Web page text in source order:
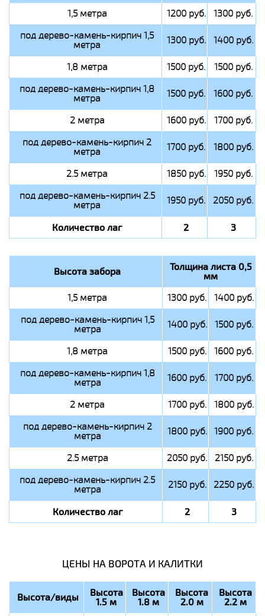
1,5 метра 1200 руб.
1300 руб.
под дерево-камень-кирпич 1,5
метра 1300 руб. 1400 руб.
1,8 метра 1500 руб.
1500 руб.
под дерево-камень-кирпич 1,8
метра 1500 руб. 1600 руб.
2 метра 1600 руб.
1700 руб.
под дерево-камень-кирпич 2
метра 1700 руб. 1800 руб.
2.5 метра 1850 руб.
1950 руб.
под дерево-камень-кирпич 2.5
метра 1950 руб. 2050 руб.
Количество лаг 2 3
Высота забора Толщина листа 0,5
мм
1,5 метра 1300 руб.
1400 руб.
под дерево-камень-кирпич 1,5
метра 1400 руб. 1500 руб.
1,8 метра 1500 руб.
1600 руб.
под дерево-камень-кирпич 1,8
метра 1600 руб. 1700 руб.
2 метра 1700 руб.
1800 руб.
под дерево-камень-кирпич 2
метра 1800 руб. 1900 руб.
2.5 метра 2050 руб.
2150 руб.
под дерево-камень-кирпич 2.5
метра 2150 руб. 2250 руб.
Количество лаг 2 3
ЦЕНЫ НА ВОРОТА И КАЛИТКИ
Высота/виды Высота
1.5 м
Высота
1.8 м
Высота
2.0 м
Высота
2.2 м